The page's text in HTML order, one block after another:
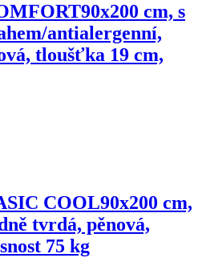
90x200 cm, s
antialergenní,
tloušťka 19 cm,
COOL90x200 cm,
tvrdá, pěnová,
75 kg